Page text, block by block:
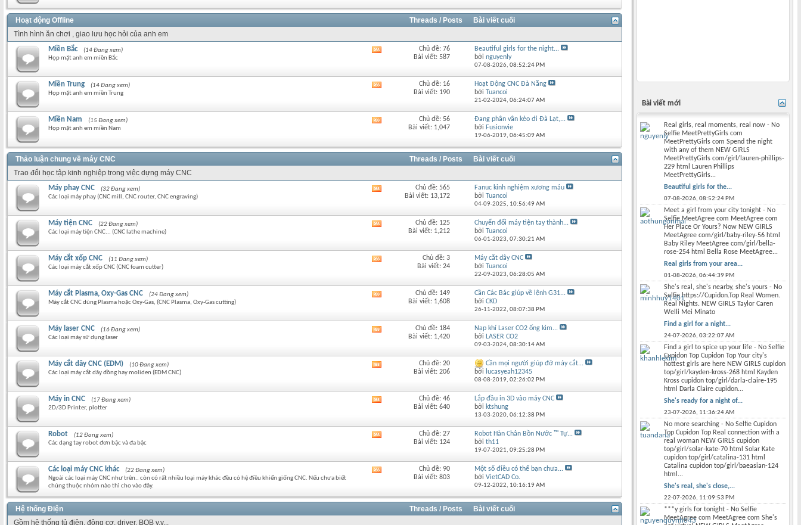
diễn
này
Hoạt động Offline Threads / Posts
Bài viết cuối
Tình hình ăn chơi , giao lưu học hỏi của anh em
Miền Bắc
(14 Đang xem)
Họp mặt anh em miền Bắc
diễn
Chủ đề: 76
Bài viết: 587
Beautiful girls for the night...
bởi nguyenly
07-08-2026, 08:52:24 PM
Miền Trung
(14 Đang xem)
Họp mặt anh em miền Trung
diễn
Chủ đề: 16
Bài viết: 190
Hoạt Động CNC Đà Nẵng
bởi Tuancoi
21-02-2024, 06:24:07 AM
Miền Nam
(15 Đang xem)
Họp mặt anh em miền Nam
diễn
này
Chủ đề: 56
Bài viết: 1,047
Đang phân vân kèo đi Đà Lạt,...
bởi Fusionvie
19-06-2019, 06:45:09 AM
Thảo luận chung về máy CNC Threads / Posts
Bài viết cuối
Trao đổi học tập kinh nghiệp trong việc dựng máy CNC
Máy phay CNC
(32 Đang xem)
Các loại máy phay (CNC mill, CNC router, CNC engraving)
diễn
Chủ đề: 565
Bài viết: 13,172
Fanuc kinh nghiệm xương máu
bởi Tuancoi
04-09-2025, 10:56:49 AM
Máy tiện CNC
(22 Đang xem)
Các loại máy tiện CNC... (CNC lathe machine)
diễn
Chủ đề: 125
Bài viết: 1,212
Chuyển đổi máy tiện tay thành...
bởi Tuancoi
06-01-2023, 07:30:21 AM
Máy cắt xốp CNC
(11 Đang xem)
Các loại máy cắt xốp CNC (CNC foam cutter)
diễn
Chủ đề: 3
Bài viết: 24
Máy cắt dây CNC
bởi Tuancoi
22-09-2023, 06:28:05 AM
Máy cắt Plasma, Oxy-Gas CNC
(24 Đang xem)
Máy cắt CNC dùng Plasma hoặc Oxy-Gas, (CNC Plasma, Oxy-Gas cutting)
diễn
Chủ đề: 149
Bài viết: 1,608
Cần Các Bác giúp về lệnh G31...
bởi CKD
26-11-2022, 08:07:38 PM
Máy laser CNC
(16 Đang xem)
Các loại máy sử dụng laser
diễn
Chủ đề: 184
Bài viết: 1,420
Nạp khí Laser CO2 ống kim...
bởi LASER CO2
09-03-2024, 08:30:14 AM
Máy cắt dây CNC (EDM)
(10 Đang xem)
Các loại máy cắt dây đồng hay moliden (EDM CNC)
diễn
Chủ đề: 20
Bài viết: 206
Cần mọi người giúp đỡ máy cắt...
bởi lucasyeah12345
08-08-2019, 02:26:02 PM
Máy in CNC
(17 Đang xem)
2D/3D Printer, plotter
diễn
Chủ đề: 46
Bài viết: 640
Lắp đầu in 3D vào máy CNC
bởi ktshung
13-03-2020, 06:12:38 PM
Robot
(12 Đang xem)
Các dạng tay robot đơn bậc và đa bậc
diễn
Chủ đề: 27
Bài viết: 124
Robot Hàn Chân Bồn Nước ™ Tự...
bởi th11
19-07-2021, 09:25:28 PM
Các loại máy CNC khác
(22 Đang xem)
Ngoài các loại máy CNC như trên.. còn có rất nhiều loại máy khác đều có hệ điều khiển giống CNC. Nếu chưa biết
chúng thuộc nhóm nào thì cho vào đây.
diễn
này
Chủ đề: 90
Bài viết: 803
Một số điều có thể bạn chưa...
bởi VietCAD Co.
09-12-2022, 10:16:19 AM
Hệ thống Điện Threads / Posts
Bài viết cuối
Gồm hệ thống tủ điện, động cơ, driver, BOB v.v...
Bài viết mới
Real girls, real moments, real now - No
Selfie MeetPrettyGirls com
MeetPrettyGirls com Spend the night
with any of them NEW GIRLS
MeetPrettyGirls com/girl/lauren-phillips-
229 html Lauren Phillips
MeetPrettyGirls...
Beautiful girls for the...
07-08-2026, 08:52:24 PM
Meet a girl from your city tonight - No
Selfie MeetAgree com MeetAgree com
Her Place Or Yours? Now NEW GIRLS
MeetAgree com/girl/baby-riley-56 html
Baby Riley MeetAgree com/girl/bella-
rose-254 html Bella Rose MeetAgree...
Real girls from your area...
01-08-2026, 06:44:39 PM
She's real, she's nearby, she's yours - No
Selfie https://Cupidon.Top Real Women.
Real Nights. NEW GIRLS Taylor Caren
Welli Mei Minato
Find a girl for a night...
24-07-2026, 03:22:07 AM
Find a girl to spice up your life - No Selfie
Cupidon Top Cupidon Top Your city's
hottest girls are here NEW GIRLS cupidon
top/girl/kayden-kross-268 html Kayden
Kross cupidon top/girl/darla-claire-195
html Darla Claire cupidon...
She's ready for a night of...
23-07-2026, 11:36:24 AM
No more searching - No Selfie Cupidon
Top Cupidon Top Real connection with a
real woman NEW GIRLS cupidon
top/girl/solar-kate-70 html Solar Kate
cupidon top/girl/catalina-131 html
Catalina cupidon top/girl/baeasian-124
html...
She's real, she's close,...
22-07-2026, 11:09:53 PM
***y girls for tonight - No Selfie
MeetAgree com MeetAgree com She's